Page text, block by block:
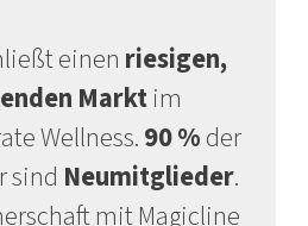
einen riesigen,
Marktim
Wellness.90 %der
sind Neumitglieder.
mit Magicline